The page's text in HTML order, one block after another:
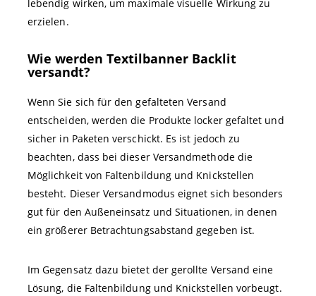
lebendig wirken, um maximale visuelle Wirkung zu
erzielen.
Wie werden Textilbanner Backlit
versandt?
Wenn Sie sich für den gefalteten Versand
entscheiden, werden die Produkte locker gefaltet und
sicher in Paketen verschickt. Es ist jedoch zu
beachten, dass bei dieser Versandmethode die
Möglichkeit von Faltenbildung und Knickstellen
besteht. Dieser Versandmodus eignet sich besonders
gut für den Außeneinsatz und Situationen, in denen
ein größerer Betrachtungsabstand gegeben ist.
Im Gegensatz dazu bietet der gerollte Versand eine
Lösung, die Faltenbildung und Knickstellen vorbeugt.